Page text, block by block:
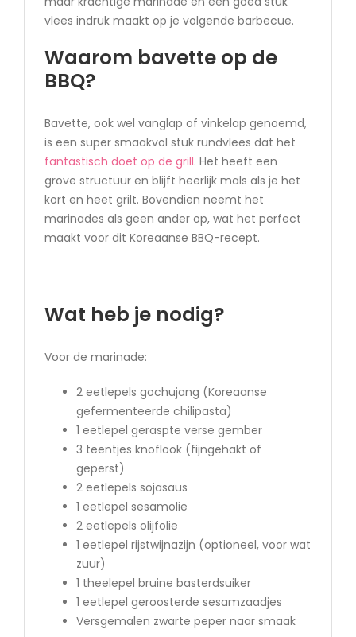
vlees indruk maakt op je volgende barbecue.
Waarom bavette op de
BBQ?
Bavette, ook wel vanglap of vinkelap genoemd,
is een super smaakvol stuk rundvlees dat het
fantastisch doet op de grill. Het heeft een
grove structuur en blijft heerlijk mals als je het
kort en heet grilt. Bovendien neemt het
marinades als geen ander op, wat het perfect
maakt voor dit Koreaanse BBQ-recept.
Wat heb je nodig?
Voor de marinade:
2 eetlepels gochujang (Koreaanse
gefermenteerde chilipasta)
1 eetlepel geraspte verse gember
3 teentjes knoflook (fijngehakt of
geperst)
2 eetlepels sojasaus
1 eetlepel sesamolie
2 eetlepels olijfolie
1 eetlepel rijstwijnazijn (optioneel, voor wat
zuur)
1 theelepel bruine basterdsuiker
1 eetlepel geroosterde sesamzaadjes
Versgemalen zwarte peper naar smaak